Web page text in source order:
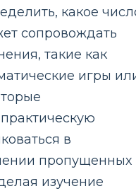
какое
сопровождать
такие как
игры
в
пропущенных
изучение